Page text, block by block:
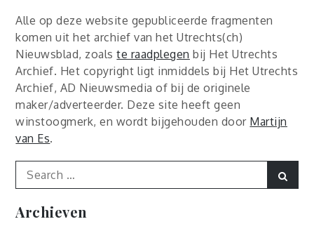
Alle op deze website gepubliceerde fragmenten
komen uit het archief van het Utrechts(ch)
Nieuwsblad, zoalste raadplegen bij Het Utrechts
Archief. Het copyright ligt inmiddels bij Het Utrechts
Archief, AD Nieuwsmedia of bij de originele
maker/adverteerder. Deze site heeft geen
winstoogmerk, en wordt bijgehouden door Martijn
van Es.
Search
for:
Archieven